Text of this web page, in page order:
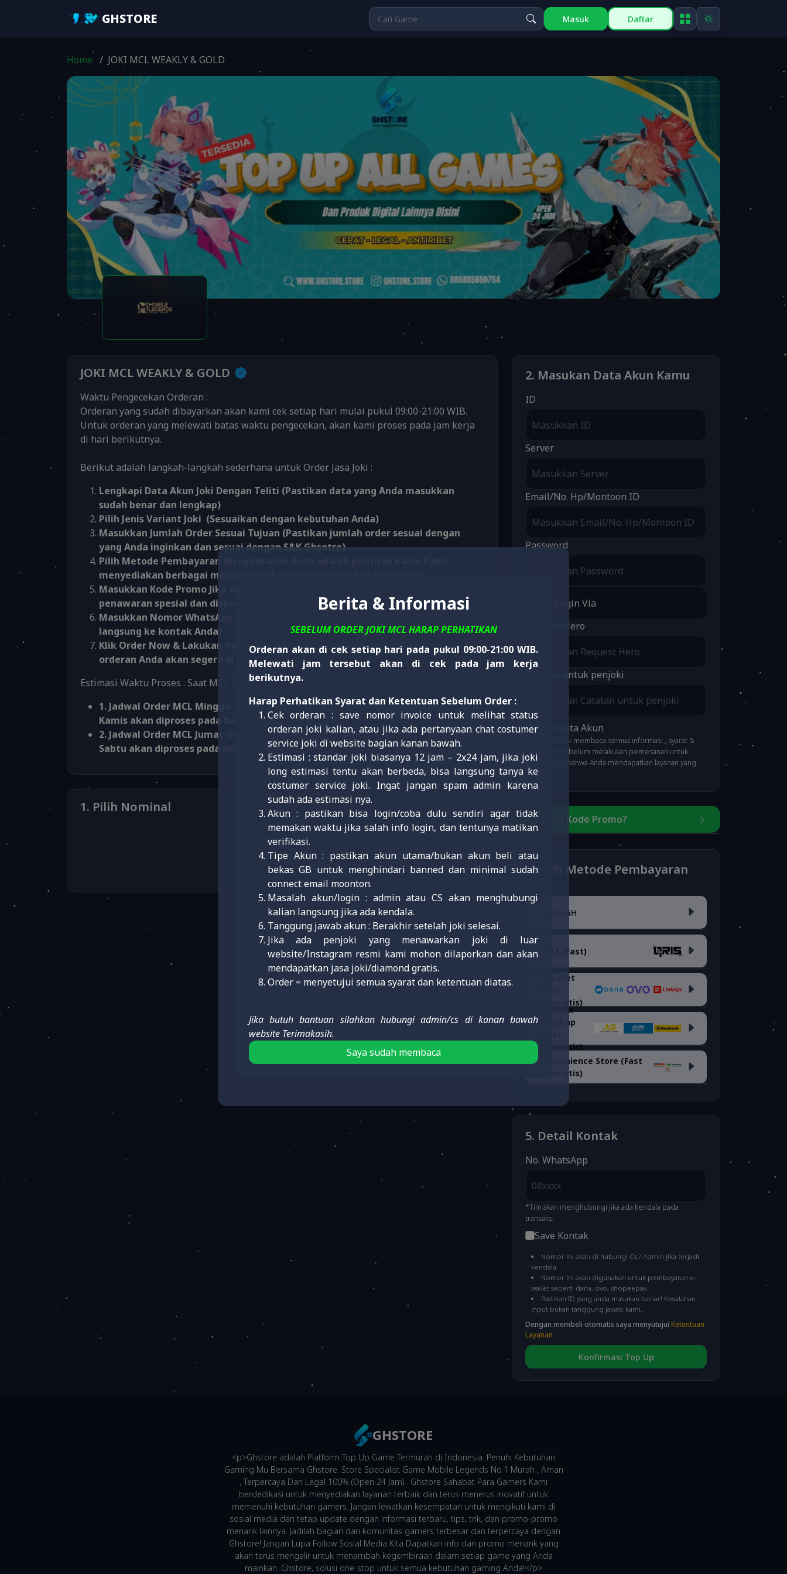
GHSTORE Masuk Daftar
Home / JOKI MCL WEAKLY & GOLD
JOKI MCL WEAKLY & GOLD
Waktu Pengecekan Orderan :
Orderan yang sudah dibayarkan akan kami cek setiap hari mulai pukul 09:00-21:00 WIB.
Untuk orderan yang melewati batas waktu pengecekan, akan kami proses pada jam kerja
di hari berikutnya.
Berikut adalah langkah-langkah sederhana untuk Order Jasa Joki :
Lengkapi Data Akun Joki Dengan Teliti (Pastikan data yang Anda masukkan
sudah benar dan lengkap)
Pilih Jenis Variant Joki (Sesuaikan dengan kebutuhan Anda)
Masukkan Jumlah Order Sesuai Tujuan (Pastikan jumlah order sesuai dengan
yang Anda inginkan dan sesuai dengan S&K Ghsotre)
Pilih Metode Pembayaran (Kenyamanan Anda adalah prioritas kami. Kami
menyediakan berbagai metode pembayaran yang mudah dan aman)
Masukkan Kode Promo Jika Ada (Gunakan kode promo untuk mendapatkan
penawaran spesial dan diskon menarik)
Masukkan Nomor WhatsApp yang Valid (Dapatkan konfirmasi dan notifikasi
langsung ke kontak Anda)
Klik Order Now & Lakukan Pembayaran (Tunggu konfirmasi dari kami dan
orderan Anda akan segera diproses)
Estimasi Waktu Proses : Saat MCL Di Mulai
1. Jadwal Order MCL Minggu -Kamis : Orderan yang diterima antara Senin hingga
Kamis akan diproses pada hari Sabtu.
2. Jadwal Order MCL Jumat-Sabtu : Orderan yang diterima pada hari Jumat dan
Sabtu akan diproses pada minggu berikutnya.
1. Pilih Nominal
Semua
2. Masukan Data Akun Kamu
ID
Server
Email/No. Hp/Montoon ID
Password
Request Hero
Catatan untuk penjoki
Save Data Akun
Pastikan untuk membaca semua informasi , syarat &
ketentuan sebelum melakukan pemesanan untuk
memastikan bahwa Anda mendapatkan layanan yang
terbaik.
3. Punya Kode Promo?
4. Pilih Metode Pembayaran
Saldo GH
Saldo Akun
QRIS (Fast)
QRIS <i>(fee 0.7%)</i>
E-Wallet
Otomatis)
(fee 1.7%)
OVO(fee 3.03%)
VA Bank
Lengkap
Otomatis)
ARTHA GRAHA VA(fee
1.500)
ATM BERSAMA VA
MAYBANK VA
PERMATA VA
MANDIRI VA(fee 4.000)
CIMB VA(fee 3.000)
BRI VA(fee 3.000)
Convenience Store (Fast
Otomatis)
Alfamart/Pegadaian/POS
5. Detail Kontak
No. WhatsApp
*Tim akan menghubungi jika ada kendala pada
transaksi
Save Kontak
Nomor ini akan di hubungi Cs / Admin jika terjadi
kendala
Nomor ini akan digunakan untuk pembayaran e-
wallet seperti dana, ovo, shopeepay.
Pastikan ID yang anda masukan benar! Kesalahan
input bukan tanggung jawab kami.
Dengan membeli otomatis saya menyutujui Ketentuan
Layanan
Konfirmasi Top Up
Berita & Informasi
SEBELUM ORDER JOKI MCL HARAP PERHATIKAN
Orderan akan di cek setiap hari pada pukul 09:00-21:00 WIB.
Melewati jam tersebut akan di cek pada jam kerja
berikutnya.
Harap Perhatikan Syarat dan Ketentuan Sebelum Order :
Cek orderan : save nomor invoice untuk melihat status
orderan joki kalian, atau jika ada pertanyaan chat costumer
service joki di website bagian kanan bawah.
Estimasi : standar joki biasanya 12 jam – 2x24 jam, jika joki
long estimasi tentu akan berbeda, bisa langsung tanya ke
costumer service joki. Ingat jangan spam admin karena
sudah ada estimasi nya.
Akun : pastikan bisa login/coba dulu sendiri agar tidak
memakan waktu jika salah info login, dan tentunya matikan
verifikasi.
Tipe Akun : pastikan akun utama/bukan akun beli atau
bekas GB untuk menghindari banned dan minimal sudah
connect email moonton.
Masalah akun/login : admin atau CS akan menghubungi
kalian langsung jika ada kendala.
Tanggung jawab akun : Berakhir setelah joki selesai.
Jika ada penjoki yang menawarkan joki di luar
website/Instagram resmi kami mohon dilaporkan dan akan
mendapatkan jasa joki/diamond gratis.
Order = menyetujui semua syarat dan ketentuan diatas.
Jika butuh bantuan silahkan hubungi admin/cs di kanan bawah
website Terimakasih.
Saya sudah membaca
GHSTORE
<p>Ghstore adalah Platform Top Up Game Termurah di Indonesia. Penuhi Kebutuhan
Gaming Mu Bersama Ghstore. Store Specialist Game Mobile Legends No.1 Murah , Aman
, Terpercaya Dan Legal 100% (Open 24 Jam) . Ghstore Sahabat Para Gamers Kami
berdedikasi untuk menyediakan layanan terbaik dan terus menerus inovatif untuk
memenuhi kebutuhan gamers. Jangan lewatkan kesempatan untuk mengikuti kami di
sosial media dan tetap update dengan informasi terbaru, tips, trik, dan promo-promo
menarik lainnya. Jadilah bagian dari komunitas gamers terbesar dan terpercaya dengan
Ghstore! Jangan Lupa Follow Sosial Media Kita Dapatkan info dan promo menarik yang
akan terus mengalir untuk menambah kegembiraan dalam setiap game yang Anda
mainkan. Ghstore, solusi one-stop untuk semua kebutuhan gaming Anda!</p>